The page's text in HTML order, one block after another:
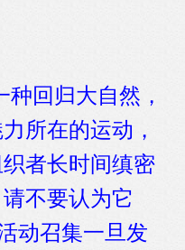
回归大自然，
所在的运动，
者长时间缜密
不要认为它
动召集一旦发